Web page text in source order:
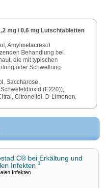
mg / 0,6 mg Lutschtabletten
Amylmetacresol
Behandlung bei
die mit typischen
oder Schwellung
Saccharose,
(E220)),
Citronellol, D-Limonen,
Sie die Packungsbeilage
oder in Ihrer Apotheke.
– 69067 Heidelberg
C® bei Erkältung und
Infekten3
Infekten